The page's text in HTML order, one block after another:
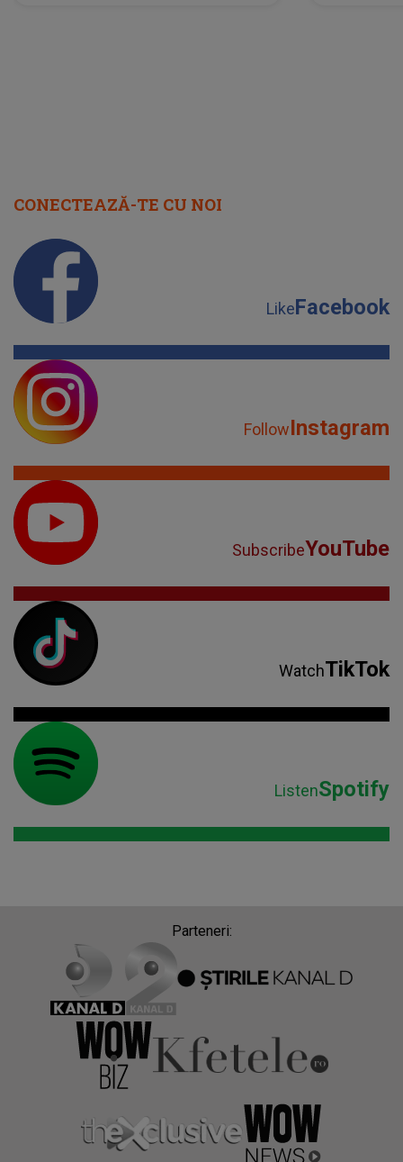
CONECTEAZĂ-TE CU NOI
LikeFacebook
FollowInstagram
SubscribeYouTube
WatchTikTok
ListenSpotify
Parteneri: